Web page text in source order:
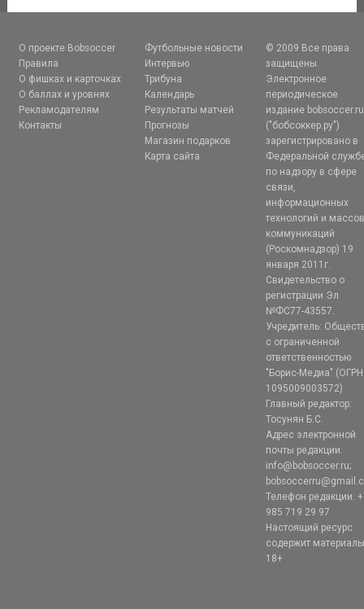
О проекте Bobsoccer
Правила
О фишках и карточках
О баллах и уровнях
Рекламодателям
Контакты
Футбольные новости
Интервью
Трибуна
Календарь
Результаты матчей
Прогнозы
Магазин подарков
Карта сайта
© 2009 Все права
защищены.
Электронное
периодическое
издание bobsoccer.ru
("бобсоккер.ру")
зарегистрировано в
Федеральной
по надзору в сфере
связи,
информационных
технологий и
коммуникаций
(Роскомнадзор) 19
января 2011г.
Свидетельство о
регистрации Эл
№ФС77-43557.
Учредитель:
с ограниченной
ответственностью
"Борис-Медиа" (ОГРН
1095009003572)
Главный редактор:
Тосунян Б.С.
Адрес электронной
почты редакции:
info@bobsoccer.ru;
Телефон редакции:
985 719 29 97
Настоящий ресурс
содержит
18+